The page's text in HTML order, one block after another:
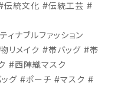
統文化 #伝統工芸 #
ィナブルファッション
リメイク #帯バッグ #帯
#西陣織マスク
ッグ #ポーチ #マスク #